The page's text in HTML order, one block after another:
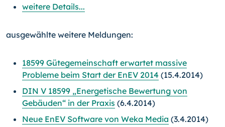
weitere Details...
ausgewählte weitere Meldungen:
18599 Gütegemeinschaft erwartet massive
Probleme beim Start der EnEV 2014 (15.4.2014)
DIN V 18599 „Energetische Bewertung von
Gebäuden“ in der Praxis (6.4.2014)
Neue EnEV Software von Weka Media (3.4.2014)